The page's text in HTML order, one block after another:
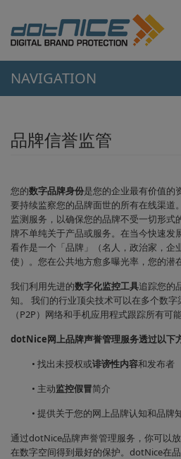
NAVIGATION
品牌信誉监管
您的数字品牌身份是您的企业最有价值的
要持续监察您的品牌面世的所有在线渠
监测服务，以确保您的品牌不受一切形式
牌不单纯关于产品或服务。在当今快速发
看作是一个「品牌」（名人，政治家，企
使）。您在公共地方愈多曝光率，您的潜
我们利用先进的数字化监控工具追踪您的
知。 我们的行业顶尖技术可以在多个数
（P2P）网络和手机应用程式跟踪所有可
dotNice网上品牌声誉管理服务透过以下
• 找出未授权或诽谤性内容和发布者
• 主动监控假冒简介
• 提供关于您的网上品牌认知和品牌
通过dotNice品牌声誉管理服务，你可以
在数字空间得到最好的保护。dotNice在